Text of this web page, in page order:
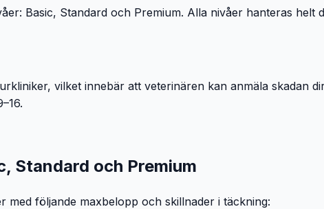
Basic, Standard och Premium. Alla nivåer hanteras helt
vilket innebär att veterinären kan anmäla skadan
Standard och Premium
med följande maxbelopp och skillnader i täckning: